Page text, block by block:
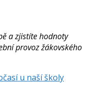
a zjistíte hodnoty
provoz žákovského
u naší školy